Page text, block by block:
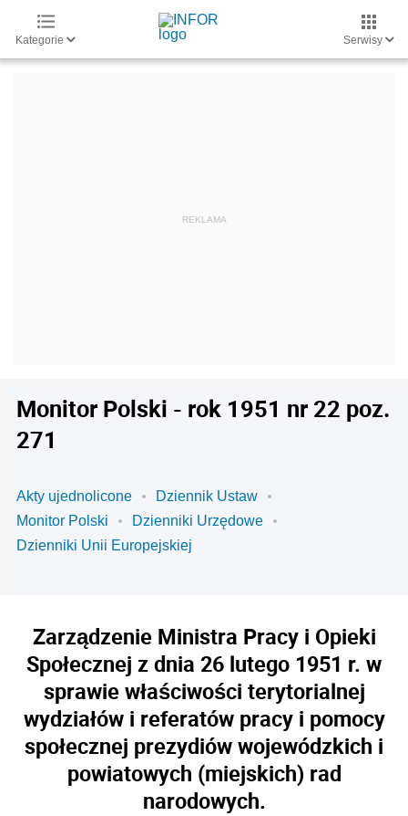
Kategorie Serwisy
Monitor Polski - rok 1951 nr 22 poz.
271
Akty ujednolicone
Dziennik Ustaw
Monitor Polski
Dzienniki Urzędowe
Dzienniki Unii Europejskiej
Zarządzenie Ministra Pracy i Opieki
Społecznej z dnia 26 lutego 1951 r. w
sprawie właściwości terytorialnej
wydziałów i referatów pracy i pomocy
społecznej prezydiów wojewódzkich i
powiatowych (miejskich) rad
narodowych.